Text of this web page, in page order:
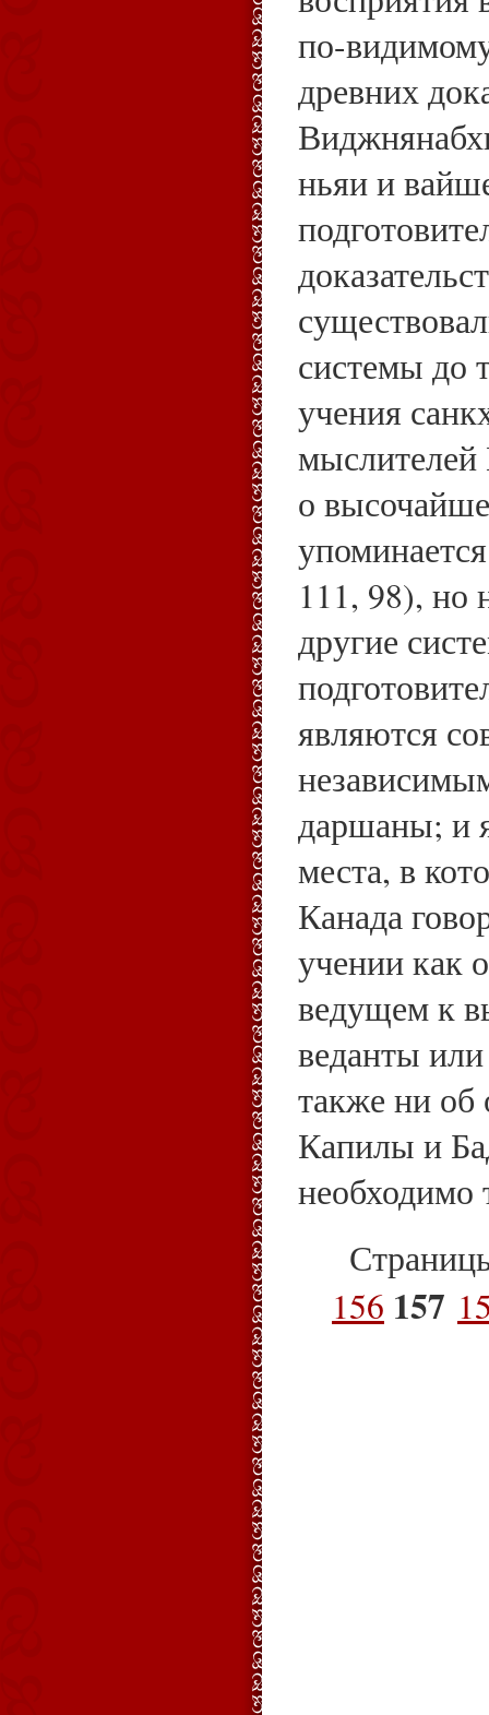
по-
древних
ньяи и
системы до
учения
о
111, 98), но
другие
являются
даршаны; и
места, в
Канада
учении как
ведущем к
веданты
также ни об
Капилы и
необходимо
156 157